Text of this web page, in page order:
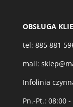
OBSŁUGA
tel: 885 881
mail:
Infolinia
Pn.-Pt.: 08:00